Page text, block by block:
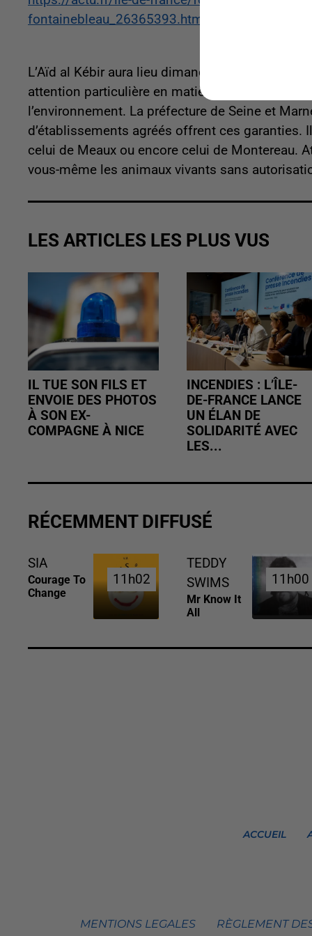
fontainebleau_26365393.html
L’Aïd al Kébir aura lieu dimanche et comme
attention particulière en matière de santé
l’environnement. La préfecture de Seine et
d’établissements agréés offrent ces garanties.
celui de Meaux ou encore celui de Montereau.
vous-même les animaux vivants sans
LES ARTICLES LES PLUS VUS
IL TUE SON FILS ET
ENVOIE DES PHOTOS
À SON EX-
COMPAGNE À NICE
INCENDIES : L’ÎLE-
DE-FRANCE LANCE
UN ÉLAN DE
SOLIDARITÉ AVEC
LES...
RÉCEMMENT DIFFUSÉ
SIA
Courage To
Change
11h02
11h02
TEDDY
SWIMS
Mr Know It
All
11h00
11h00
ACCUEIL
MENTIONS LEGALES RÈGLEMENT